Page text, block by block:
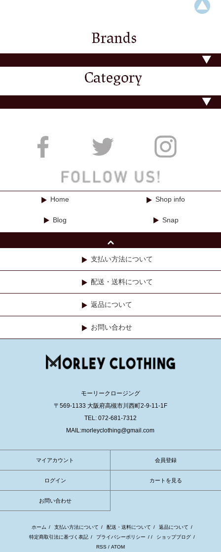
Home Shop info
Blog Snap
支払い方法について
配送・送料について
返品について
お問い合わせ
モーリークロージング
〒569-1133 大阪府高槻市川西町2-9-11-1F
TEL: 072-681-7312
MAIL:morleyclothing@gmail.com
マイアカウント 会員登録
ログイン カートを見る
お問い合わせ
ホーム / 支払い方法について / 配送・送料について / 返品について /
特定商取引法に基づく表記 / プライバシーポリシー / / ショップブログ /
RSS / ATOM